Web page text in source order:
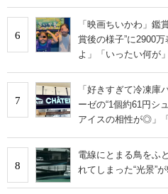
6
「映画ちいかわ」
賞後の様子”に2900
よ」「いったい何が」
7
「好きすぎて冷凍
ーゼの“1個約61円シ
アイスの相性が◎」
8
電線にとまる鳥をふ
れてしまった“光景”